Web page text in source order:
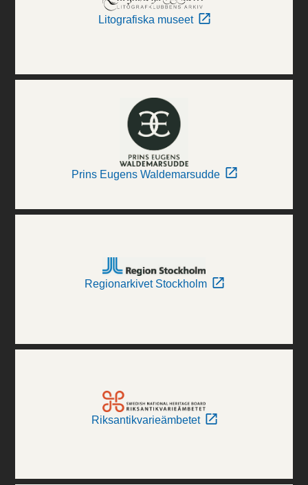
Litografiska museet
Prins Eugens Waldemarsudde
Regionarkivet Stockholm
Riksantikvarieämbetet